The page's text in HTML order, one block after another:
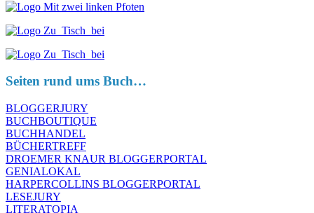
Seiten rund ums Buch…
BLOGGERJURY
BUCHBOUTIQUE
BUCHHANDEL
BÜCHERTREFF
DROEMER KNAUR BLOGGERPORTAL
GENIALOKAL
HARPERCOLLINS BLOGGERPORTAL
LESEJURY
LITERATOPIA